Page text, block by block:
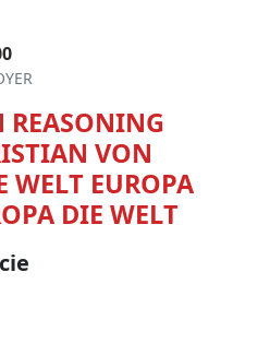
REASONING
VON
WELT EUROPA
DIE WELT